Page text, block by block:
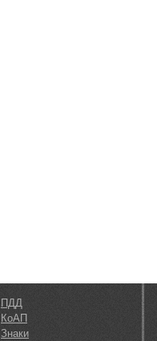
ПДД
КоАП
Знаки